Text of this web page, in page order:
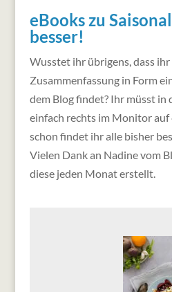
eBooks zu
besser!
Wusstet ihr übrigens, dass
Zusammenfassung in Form
dem Blog findet? Ihr müsst in
einfach rechts im Monitor auf
schon findet ihr alle bisher
Vielen Dank an Nadine vom
diese jeden Monat erstellt.